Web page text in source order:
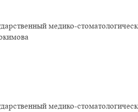
медико-
медико-